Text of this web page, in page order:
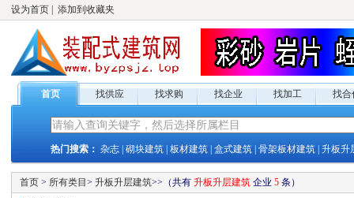
设为首页 添加到收藏夹
首页 找供应 找求购 找企业 找加工 找合
热门搜索： 杂志 砌块建筑 板材建筑 盒式建筑 骨架板材建筑 升板升
首页 > 所有类目 > 升板升层建筑>> （共有 升板升层建筑 企业 5 条）